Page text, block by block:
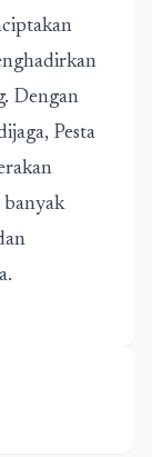
Dengan
Pesta
banyak